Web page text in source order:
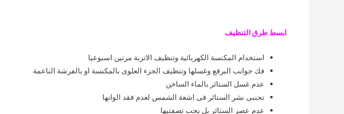
ابسط طرق التنظيف
استخدام المكنسة الكهربائية وتنظيف الاتربة مرتين اسبوعيا
فك جوانب البرقع وغسلها وتنظيف الجزء العلوى بالمكنسة او بالفرشة الناعمة
عدم غسل الستائر بالماء الساخن
تجنبى نشر الستائر فى اشعة الشمس لعدم فقد الوانها
عدم عصر الستائر بل يجب تصفتيها